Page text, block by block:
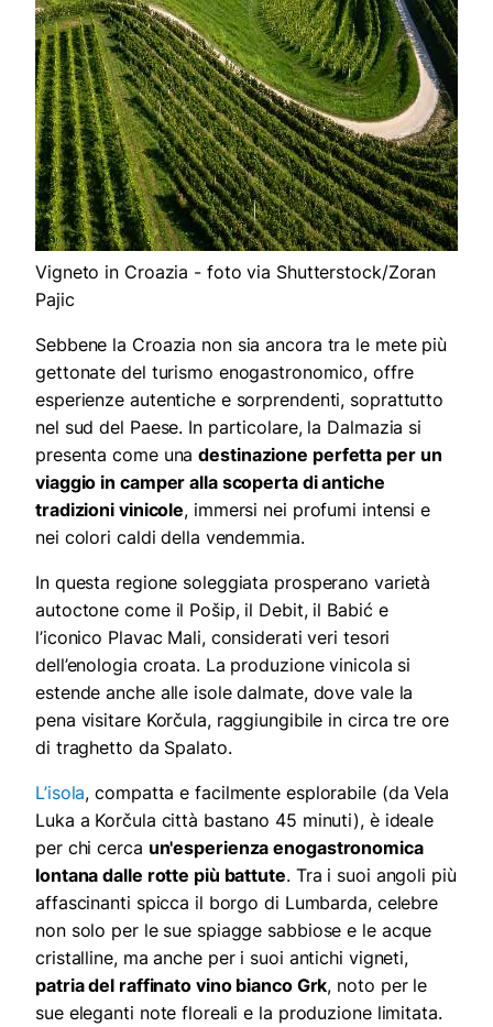
Vigneto in Croazia - foto via Shutterstock/Zoran
Pajic
Sebbene la Croazia non sia ancora tra le mete più
gettonate del turismo enogastronomico, offre
esperienze autentiche e sorprendenti, soprattutto
nel sud del Paese. In particolare, la Dalmazia si
presenta come unadestinazione perfetta per un
viaggio in camper alla scoperta di antiche
tradizioni vinicole, immersi nei profumi intensi e
nei colori caldi della vendemmia.
In questa regione soleggiata prosperano varietà
autoctone come il Pošip, il Debit, il Babić e
l’iconico Plavac Mali, considerati veri tesori
dell’enologia croata. La produzione vinicola si
estende anche alle isole dalmate, dove vale la
pena visitare Korčula, raggiungibile in circa tre ore
di traghetto da Spalato.
L’isola, compatta e facilmente esplorabile (da Vela
Luka a Korčula città bastano 45 minuti), è ideale
per chi cerca un'esperienza enogastronomica
lontana dalle rotte più battute. Tra i suoi angoli più
affascinanti spicca il borgo di Lumbarda, celebre
non solo per le sue spiagge sabbiose e le acque
cristalline, ma anche per i suoi antichi vigneti,
patria del raffinato vino bianco Grk, noto per le
sue eleganti note floreali e la produzione limitata.